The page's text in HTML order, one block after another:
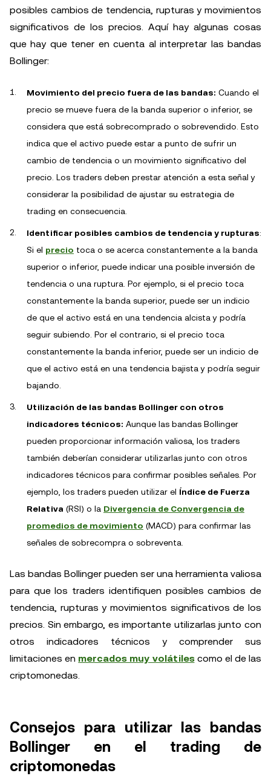
posibles cambios de tendencia, rupturas y movimientos
significativos de los precios. Aquí hay algunas cosas
que hay que tener en cuenta al interpretar las bandas
Bollinger:
Movimiento del precio fuera de las bandas: Cuando el
precio se mueve fuera de la banda superior o inferior, se
considera que está sobrecomprado o sobrevendido. Esto
indica que el activo puede estar a punto de sufrir un
cambio de tendencia o un movimiento significativo del
precio. Los traders deben prestar atención a esta señal y
considerar la posibilidad de ajustar su estrategia de
trading en consecuencia.
Identificar posibles cambios de tendencia y rupturas:
Si el precio toca o se acerca constantemente a la banda
superior o inferior, puede indicar una posible inversión de
tendencia o una ruptura. Por ejemplo, si el precio toca
constantemente la banda superior, puede ser un indicio
de que el activo está en una tendencia alcista y podría
seguir subiendo. Por el contrario, si el precio toca
constantemente la banda inferior, puede ser un indicio de
que el activo está en una tendencia bajista y podría seguir
bajando.
Utilización de las bandas Bollinger con otros
indicadores técnicos: Aunque las bandas Bollinger
pueden proporcionar información valiosa, los traders
también deberían considerar utilizarlas junto con otros
indicadores técnicos para confirmar posibles señales. Por
ejemplo, los traders pueden utilizar el Índice de Fuerza
Relativa (RSI) o la Divergencia de Convergencia de
promedios de movimiento (MACD) para confirmar las
señales de sobrecompra o sobreventa.
Las bandas Bollinger pueden ser una herramienta valiosa
para que los traders identifiquen posibles cambios de
tendencia, rupturas y movimientos significativos de los
precios. Sin embargo, es importante utilizarlas junto con
otros indicadores técnicos y comprender sus
limitaciones en mercados muy volátilescomo el de las
criptomonedas.
Consejos para utilizar las bandas
Bollinger en el trading de
criptomonedas